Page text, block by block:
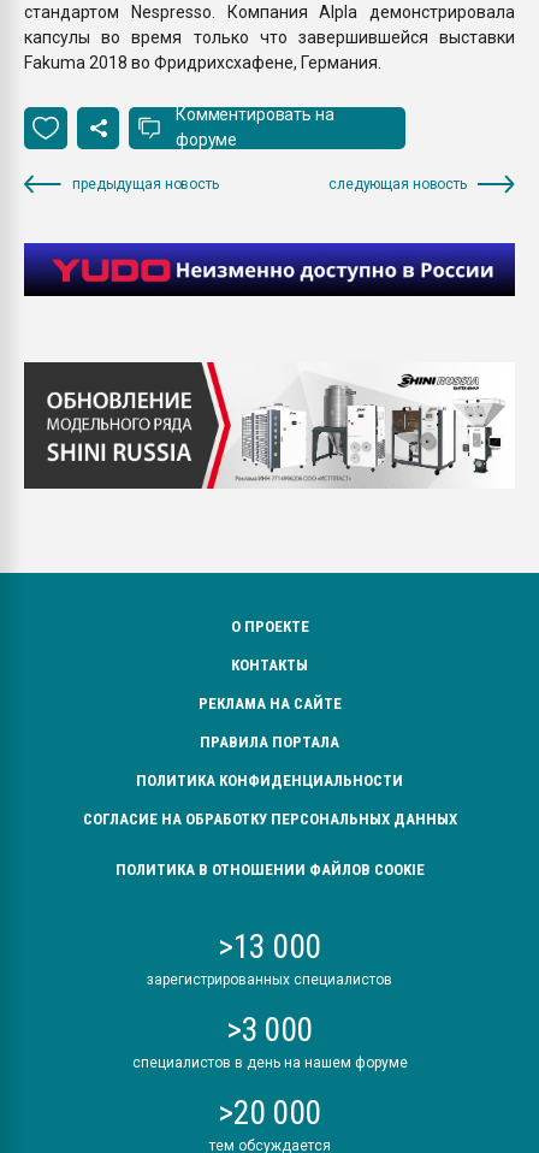
стандартом Nespresso. Компания Alpla демонстрировала
капсулы во время только что завершившейся выставки
Fakuma 2018 во Фридрихсхафене, Германия.
Комментировать на
форуме
предыдущая новость следующая новость
О ПРОЕКТЕ
КОНТАКТЫ
РЕКЛАМА НА САЙТЕ
ПРАВИЛА ПОРТАЛА
ПОЛИТИКА КОНФИДЕНЦИАЛЬНОСТИ
СОГЛАСИЕ НА ОБРАБОТКУ ПЕРСОНАЛЬНЫХ ДАННЫХ
ПОЛИТИКА В ОТНОШЕНИИ ФАЙЛОВ COOKIE
>13 000
зарегистрированных специалистов
>3 000
специалистов в день на нашем форуме
>20 000
тем обсуждается